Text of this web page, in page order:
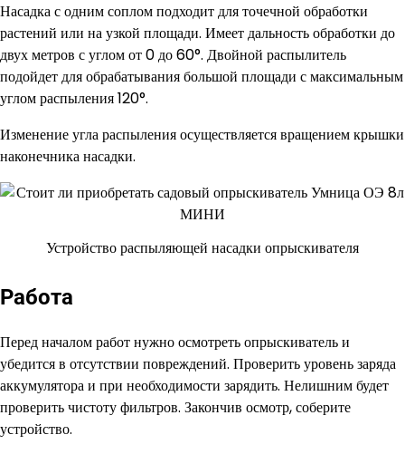
Насадка с одним соплом подходит для точечной обработки
растений или на узкой площади. Имеет дальность обработки до
двух метров с углом от 0 до 60°. Двойной распылитель
подойдет для обрабатывания большой площади с максимальным
углом распыления 120°.
Изменение угла распыления осуществляется вращением крышки
наконечника насадки.
Устройство распыляющей насадки опрыскивателя
Работа
Перед началом работ нужно осмотреть опрыскиватель и
убедится в отсутствии повреждений. Проверить уровень заряда
аккумулятора и при необходимости зарядить. Нелишним будет
проверить чистоту фильтров. Закончив осмотр, соберите
устройство.